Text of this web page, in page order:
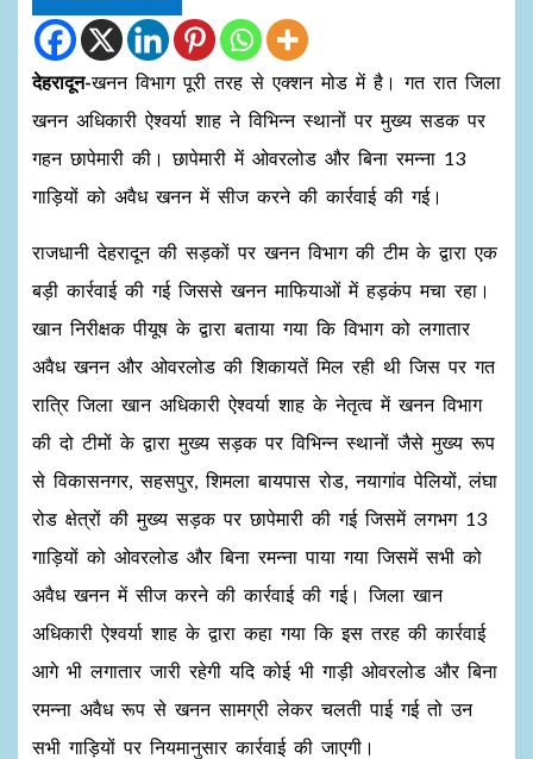
देहरादून-खनन विभाग पूरी तरह से एक्शन मोड में है। गत रात जिला
खनन अधिकारी ऐश्वर्या शाह ने विभिन्न स्थानों पर मुख्य सडक पर
गहन छापेमारी की। छापेमारी में ओवरलोड और बिना रमन्ना 13
गाड़ियों को अवैध खनन में सीज करने की कार्रवाई की गई।
राजधानी देहरादून की सड़कों पर खनन विभाग की टीम के द्वारा एक
बड़ी कार्रवाई की गई जिससे खनन माफियाओं में हड़कंप मचा रहा।
खान निरीक्षक पीयूष के द्वारा बताया गया कि विभाग को लगातार
अवैध खनन और ओवरलोड की शिकायतें मिल रही थी जिस पर गत
रात्रि जिला खान अधिकारी ऐश्वर्या शाह के नेतृत्व में खनन विभाग
की दो टीमों के द्वारा मुख्य सड़क पर विभिन्न स्थानों जैसे मुख्य रूप
से विकासनगर, सहसपुर, शिमला बायपास रोड, नयागांव पेलियों, लंघा
रोड क्षेत्रों की मुख्य सड़क पर छापेमारी की गई जिसमें लगभग 13
गाड़ियों को ओवरलोड और बिना रमन्ना पाया गया जिसमें सभी को
अवैध खनन में सीज करने की कार्रवाई की गई। जिला खान
अधिकारी ऐश्वर्या शाह के द्वारा कहा गया कि इस तरह की कार्रवाई
आगे भी लगातार जारी रहेगी यदि कोई भी गाड़ी ओवरलोड और बिना
रमन्ना अवैध रूप से खनन सामग्री लेकर चलती पाई गई तो उन
सभी गाड़ियों पर नियमानुसार कार्रवाई की जाएगी।